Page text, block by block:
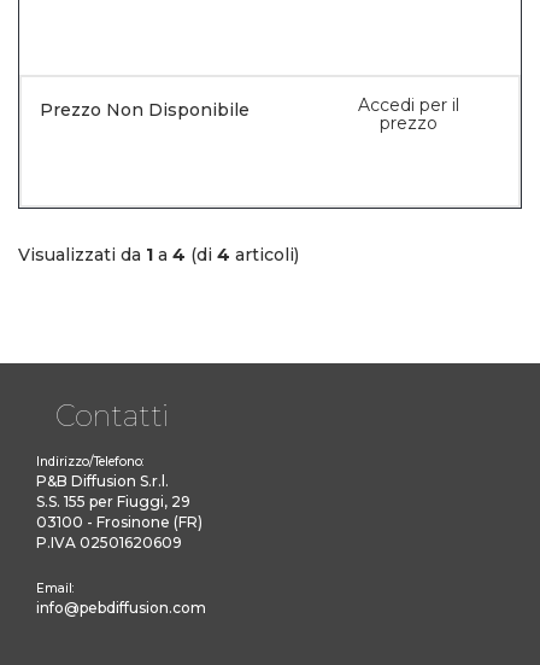
Prezzo Non Disponibile
Accedi per il
prezzo
Visualizzati da 1 a 4 (di 4 articoli)
Contatti
Indirizzo/Telefono:
P&B Diffusion S.r.l.
S.S. 155 per Fiuggi, 29
03100 - Frosinone (FR)
P.IVA 02501620609
Email:
info@pebdiffusion.com